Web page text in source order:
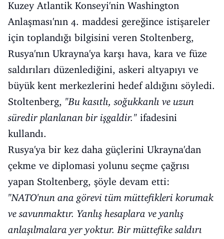
Kuzey Atlantik Konseyi'nin Washington
Anlaşması'nın 4. maddesi gereğince istişareler
için toplandığı bilgisini veren Stoltenberg,
Rusya'nın Ukrayna'ya karşı hava, kara ve füze
saldırıları düzenlediğini, askeri altyapıyı ve
büyük kent merkezlerini hedef aldığını söyledi.
Stoltenberg, "Bu kasıtlı, soğukkanlı ve uzun
süredir planlanan bir işgaldir." ifadesini
kullandı.
Rusya'ya bir kez daha güçlerini Ukrayna'dan
çekme ve diplomasi yolunu seçme çağrısı
yapan Stoltenberg, şöyle devam etti:
"NATO'nun ana görevi tüm müttefikleri korumak
ve savunmaktır. Yanlış hesaplara ve yanlış
anlaşılmalara yer yoktur. Bir müttefike saldırı